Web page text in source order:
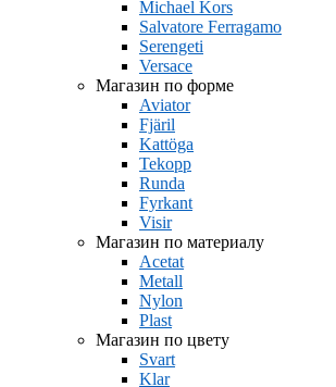
Michael Kors
Salvatore Ferragamo
Serengeti
Versace
Магазин по форме
Aviator
Fjäril
Kattöga
Tekopp
Runda
Fyrkant
Visir
Магазин по материалу
Acetat
Metall
Nylon
Plast
Магазин по цвету
Svart
Klar